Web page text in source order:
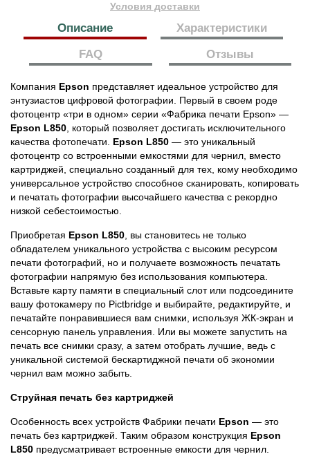
Условия доставки
Описание
Характеристики
FAQ
Отзывы
Компания Epson представляет идеальное устройство для
энтузиастов цифровой фотографии. Первый в своем роде
фотоцентр «три в одном» серии «Фабрика печати Epson» —
Epson L850 , который позволяет достигать исключительного
качества фотопечати. Epson L850 — это уникальный
фотоцентр со встроенными емкостями для чернил, вместо
картриджей, специально созданный для тех, кому необходимо
универсальное устройство способное сканировать, копировать
и печатать фотографии высочайшего качества с рекордно
низкой себестоимостью.
Приобретая Epson L850 , вы становитесь не только
обладателем уникального устройства с высоким ресурсом
печати фотографий, но и получаете возможность печатать
фотографии напрямую без использования компьютера.
Вставьте карту памяти в специальный слот или подсоедините
вашу фотокамеру по Pictbridge и выбирайте, редактируйте, и
печатайте понравившиеся вам снимки, используя ЖК-экран и
сенсорную панель управления. Или вы можете запустить на
печать все снимки сразу, а затем отобрать лучшие, ведь с
уникальной системой бескартиджной печати об экономии
чернил вам можно забыть.
Струйная печать без картриджей
Особенность всех устройств Фабрики печати Epson — это
печать без картриджей. Таким образом конструкция Epson
L850 предусматривает встроенные емкости для чернил.